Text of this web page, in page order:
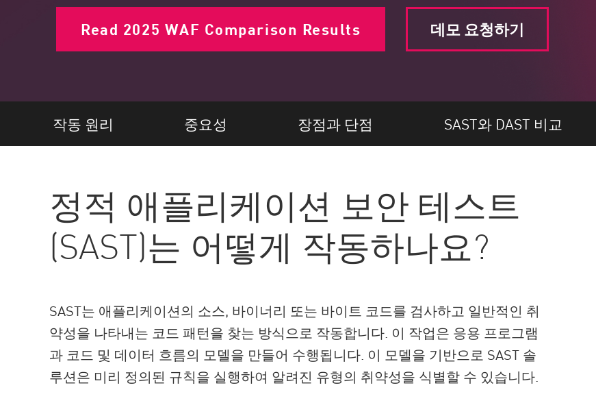
위협 인텔리전스
안전한 해결
ThreatCloud AI
Workforce AI Security
AI Red Teaming
AI Agent Security
제품 보기(A~Z)
Read 2025 WAF Comparison Results 데모 요청하기
작동 원리 중요성 장점과 단점 SAST와 DAST 비교
정적 애플리케이션 보안 테스트
(SAST)는 어떻게 작동하나요?
SAST는 애플리케이션의 소스, 바이너리 또는 바이트 코드를 검사하고 일반적인 취
약성을 나타내는 코드 패턴을 찾는 방식으로 작동합니다. 이 작업은 응용 프로그램
과 코드 및 데이터 흐름의 모델을 만들어 수행됩니다. 이 모델을 기반으로 SAST 솔
루션은 미리 정의된 규칙을 실행하여 알려진 유형의 취약성을 식별할 수 있습니다.